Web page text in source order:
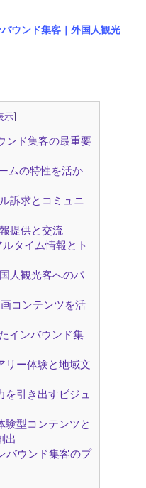
バウンド集客｜外国人観光
示]
ンド集客の最重要
ムの特性を活か
訴求とコミュニ
提供と交流
タイム情報とト
人観光客へのパ
コンテンツを活
インバウンド集
リー体験と地域文
を引き出すビジュ
験型コンテンツと
出
バウンド集客のプ